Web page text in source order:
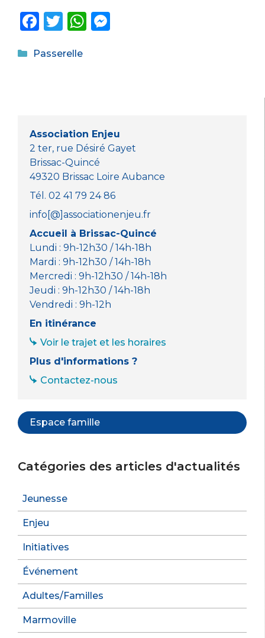
F
c
o
k
T
it
W
p er
Catégories
Passerelle
Association Enjeu
2 ter, rue Désiré Gayet
Brissac-Quincé
49320 Brissac Loire Aubance
Tél. 02 41 79 24 86
info[@]associationenjeu.fr
Accueil à Brissac-Quincé
Lundi : 9h-12h30 / 14h-18h
Mardi : 9h-12h30 / 14h-18h
Mercredi : 9h-12h30 / 14h-18h
Jeudi : 9h-12h30 / 14h-18h
Vendredi : 9h-12h
En itinérance
Voir le trajet et les horaires
Plus d'informations ?
Contactez-nous
Espace famille
Catégories des articles d'actualités
Jeunesse
Enjeu
Initiatives
Événement
Adultes/Familles
Marmoville